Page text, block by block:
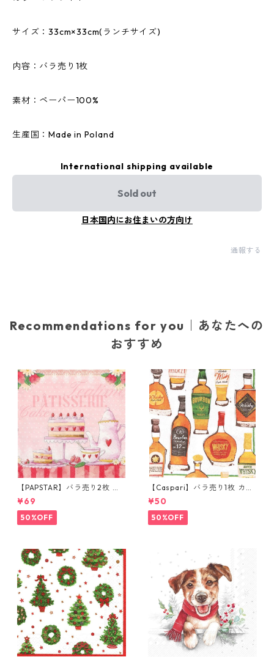
サイズ：33cm×33cm(ランチサイズ)
内容：バラ売り1枚
素材：ペーパー100%
生産国：Made in Poland
International shipping available
Sold out
日本国内にお住まいの方向け
通報する
Recommendations for you｜あなたへの
おすすめ
【PAPSTAR】バラ売り2枚 ラ
ンチサイズ ペーパーナプキン
patisserie ピンク
¥69
50%OFF
【Caspari】バラ売り1枚 カク
テルサイズ ペーパーナプキン
Whiskey Tasting ホワイト
¥50
50%OFF